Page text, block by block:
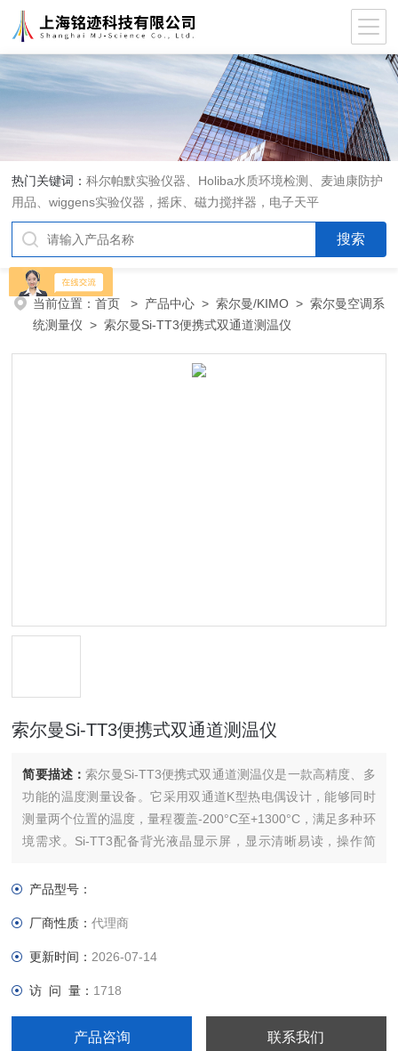
热门关键词：科尔帕默实验仪器、Holiba水质环境检测、麦迪康防护
用品、wiggens实验仪器，摇床、磁力搅拌器，电子天平
当前位置：首页 > 产品中心 >索尔曼/KIMO >索尔曼空调系
统测量仪 > 索尔曼Si-TT3便携式双通道测温仪
索尔曼Si-TT3便携式双通道测温仪
简要描述：索尔曼Si-TT3便携式双通道测温仪是一款高精度、多
功能的温度测量设备。它采用双通道K型热电偶设计，能够同时
测量两个位置的温度，量程覆盖-200°C至+1300°C，满足多种环
境需求。Si-TT3配备背光液晶显示屏，显示清晰易读，操作简
外，Si-TT3还具有IP 54防护等级，防尘防水性能良好。广泛应
产品型号：
厂商性质：代理商
更新时间： 2026-07-14
访 问 量： 1718
产品咨询 联系我们